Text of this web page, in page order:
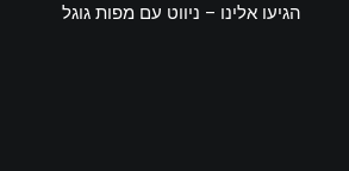
הגיעו אלינו – ניווט עם מפות גוגל